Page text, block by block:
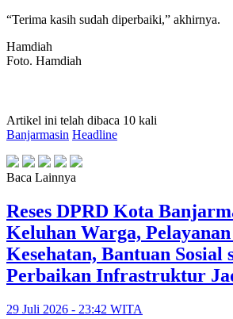
“Terima kasih sudah diperbaiki,” akhirnya.
Hamdiah
Foto. Hamdiah
Artikel ini telah dibaca 10 kali
Banjarmasin Headline
Baca Lainnya
Reses DPRD Kota
Keluhan Warga,
Kesehatan, Bantuan Sosial
Perbaikan Infrastruktur
29 Juli 2026 - 23:42 WITA